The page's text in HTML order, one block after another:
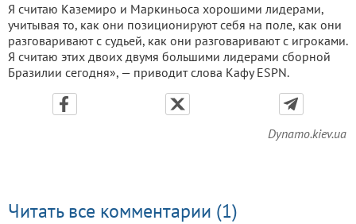
Я считаю Каземиро и Маркиньоса хорошими лидерами,
учитывая то, как они позиционируют себя на поле, как они
разговаривают с судьей, как они разговаривают с игроками.
Я считаю этих двоих двумя большими лидерами сборной
Бразилии сегодня», — приводит слова Кафу ESPN.
Dynamo.kiev.ua
Читать все комментарии (1)